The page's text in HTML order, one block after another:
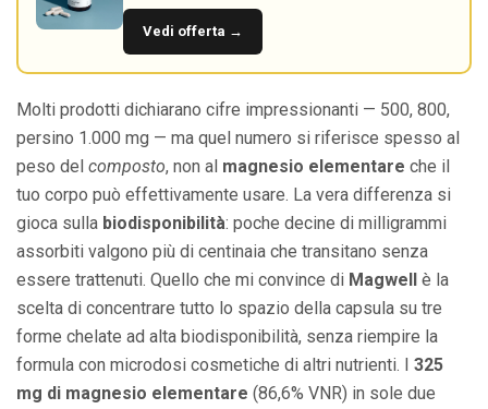
Vedi offerta →
Molti prodotti dichiarano cifre impressionanti — 500, 800,
persino 1.000 mg — ma quel numero si riferisce spesso al
peso del composto, non al magnesio elementare che il
tuo corpo può effettivamente usare. La vera differenza si
gioca sulla biodisponibilità: poche decine di milligrammi
assorbiti valgono più di centinaia che transitano senza
essere trattenuti. Quello che mi convince di Magwell è la
scelta di concentrare tutto lo spazio della capsula su tre
forme chelate ad alta biodisponibilità, senza riempire la
formula con microdosi cosmetiche di altri nutrienti. I 325
mg di magnesio elementare (86,6% VNR) in sole due